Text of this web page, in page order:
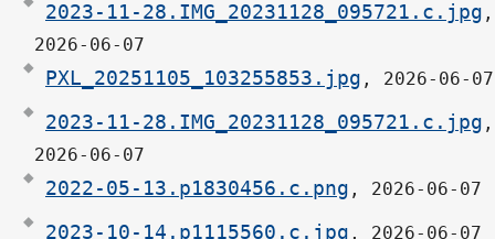
2023-11-28.IMG_20231128_095721.c.jpg ,
2026-06-07
PXL_20251105_103255853.jpg , 2026-06-07
2023-11-28.IMG_20231128_095721.c.jpg ,
2026-06-07
2022-05-13.p1830456.c.png , 2026-06-07
2023-10-14.p1115560.c.jpg , 2026-06-07